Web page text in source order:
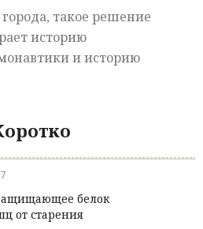
такое решение
историю
и историю
белок
от старения